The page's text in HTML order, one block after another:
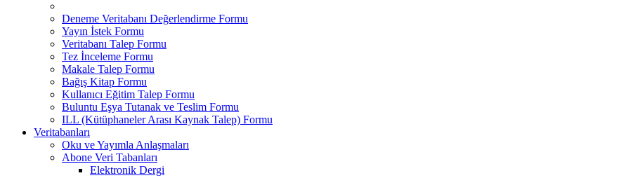
Deneme Veritabanı Değerlendirme Formu
Yayın İstek Formu
Veritabanı Talep Formu
Tez İnceleme Formu
Makale Talep Formu
Bağış Kitap Formu
Kullanıcı Eğitim Talep Formu
Buluntu Eşya Tutanak ve Teslim Formu
ILL (Kütüphaneler Arası Kaynak Talep) Formu
Veritabanları
Oku ve Yayımla Anlaşmaları
Abone Veri Tabanları
Elektronik Dergi